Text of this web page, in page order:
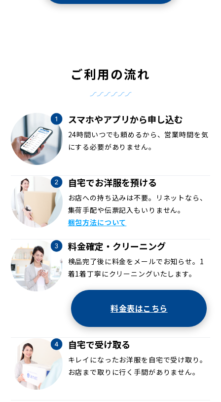
ご利用の流れ
スマホやアプリから申し込む
24時間いつでも頼めるから、営業時間を気
にする必要がありません。
自宅でお洋服を預ける
お店への持ち込みは不要。リネットなら、
集荷手配や伝票記入もいりません。
梱包方法について
料金確定・クリーニング
検品完了後に料金をメールでお知らせ。1
着1着丁寧にクリーニングいたします。
料金表はこちら
自宅で受け取る
キレイになったお洋服を自宅で受け取り。
お店まで取りに行く手間がありません。